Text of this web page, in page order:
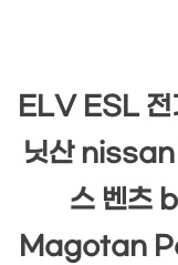
ELV ESL 전
닛산 nissan
스 벤츠
Magotan